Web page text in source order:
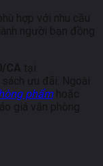
hợp với nhu cầu
người bạn đồng
CA tại
ưu đãi. Ngoài
phẩm hoặc
giá văn phòng